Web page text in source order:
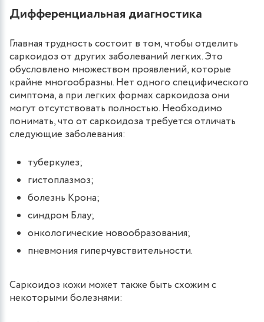
Дифференциальная диагностика
Главная трудность состоит в том, чтобы отделить
саркоидоз от других заболеваний легких. Это
обусловлено множеством проявлений, которые
крайне многообразны. Нет одного специфического
симптома, а при легких формах саркоидоза они
могут отсутствовать полностью. Необходимо
понимать, что от саркоидоза требуется отличать
следующие заболевания:
туберкулез;
гистоплазмоз;
болезнь Крона;
синдром Блау;
онкологические новообразования;
пневмония гиперчувствительности.
Саркоидоз кожи может также быть схожим с
некоторыми болезнями: